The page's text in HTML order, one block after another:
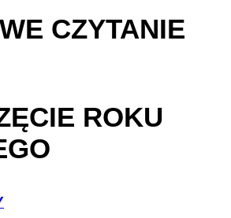
CZYTANIE
ROKU